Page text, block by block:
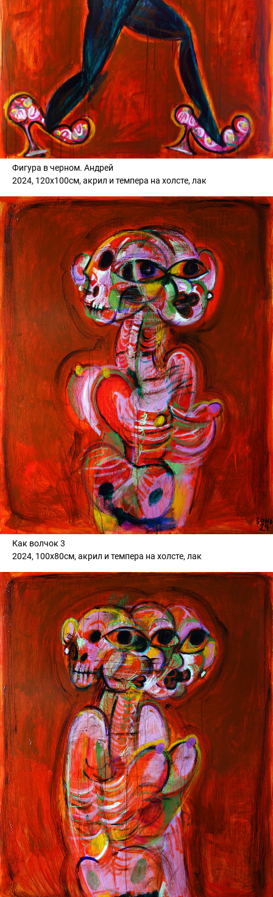
Фигура в черном. Андрей
2024, 120х100см, акрил и темпера на холсте, лак
Как волчок 3
2024, 100х80см, акрил и темпера на холсте, лак